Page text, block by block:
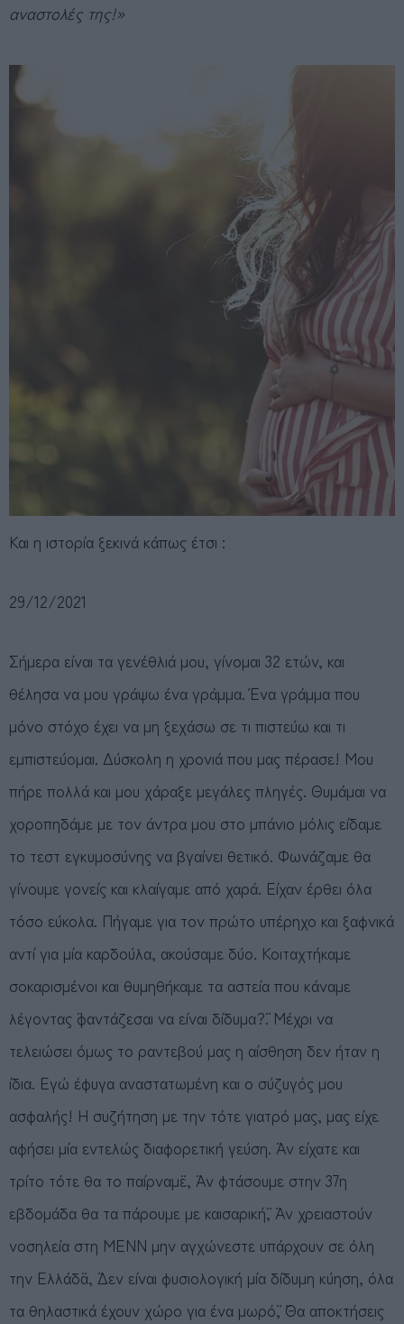
αναστολές της!»
Και η ιστορία ξεκινά κάπως έτσι :
29/12/2021
Σήμερα είναι τα γενέθλιά μου, γίνομαι 32 ετών, και θέλησα να μου γράψω ένα γράμμα. Ένα γράμμα που μόνο στόχο έχει να μη ξεχάσω σε τι πιστεύω και τι εμπιστεύομαι. Δύσκολη η χρονιά που μας πέρασε! Μου πήρε πολλά και μου χάραξε μεγάλες πληγές. Θυμάμαι να χοροπηδάμε με τον άντρα μου στο μπάνιο μόλις είδαμε το τεστ εγκυμοσύνης να βγαίνει θετικό. Φωνάζαμε θα γίνουμε γονείς και κλαίγαμε από χαρά. Είχαν έρθει όλα τόσο εύκολα. Πήγαμε για τον πρώτο υπέρηχο και ξαφνικά αντί για μία καρδούλα, ακούσαμε δύο. Κοιταχτήκαμε σοκαρισμένοι και θυμηθήκαμε τα αστεία που κάναμε λέγοντας ¨φαντάζεσαι να είναι δίδυμα?¨. Μέχρι να τελειώσει όμως το ραντεβού μας η αίσθηση δεν ήταν η ίδια. Εγώ έφυγα αναστατωμένη και ο σύζυγός μου ασφαλής! Η συζήτηση με την τότε γιατρό μας, μας είχε αφήσει μία εντελώς διαφορετική γεύση. ¨Αν είχατε και τρίτο τότε θα το παίρναμε¨, ¨Αν φτάσουμε στην 37η εβδομάδα θα τα πάρουμε με καισαρική¨, ¨Αν χρειαστούν νοσηλεία στη ΜΕΝΝ μην αγχώνεστε υπάρχουν σε όλη την Ελλάδα¨, ¨Δεν είναι φυσιολογική μία δίδυμη κύηση, όλα τα θηλαστικά έχουν χώρο για ένα μωρό¨, ¨Θα αποκτήσεις διαβήτη κυήσεως και θυρεοειδή¨. Μα Παναγία μου, σκεφτόμουν, σε γυναικολόγο έχω έρθει ή στην Πυθία? Εγώ ήθελα να τρέξω μακριά της και ο σύζυγός μου ένιωσε ότι είμαστε σε έναν άνθρωπο που ξέρει ακριβώς τι μπορεί να πάει στραβά. Δεν άλλαξα ποτέ γιατρό. Δεν ήθελα να φανώ τόσο εγωίστρια και επιπόλαιη. Στην τελική, ο σύζυγός μου είχε άλλη γνώμη, και σε αυτή την εγκυμοσύνη δεν είμαι μόνη μου, άσε που μπορεί να την έχω παρεξηγήσει. Όλα πήγαιναν καλά. Η εγκυμοσύνη μου πήγαινε υπέροχα! Μόνο αυτοί οι εμετοί με ταλαιπωρούσαν οι οποίοι σταματούσαν εντελώς μόλις βρισκόμουν στη θάλασσα ή στη φύση. Είχα ξεκινήσει να διαβάζω βιβλία για την ανατροφή των παιδιών μου. Που δεν ήξερα ούτε πάνα να αλλάζω δεν με ένοιαζε, να μη τα τραυματίσω συναισθηματικά ήταν η έννοια μου. Πέρασαν οι μήνες και είχαμε φτάσει στον 5ο . Οι νονές, μου είπαν να φωτογραφηθώ με την κοιλιά. Χριστέ μου ήμουνα τόσο ευτυχισμένη, και ένιωθα μία κούκλα. Ήταν καιρός σκέφτηκα να το ανακοινώσω, και διάλεξα μία από αυτές τις φωτογραφίες για να γίνει εικόνα προφίλ στο Facebook. Οι ευχές άρχισαν να έρχονται κατά εκατοντάδες, και κοντά σε αυτές κάποια προσωπικά μηνύματα με διάφορες προσωπικές εμπειρίες. ¨Να ξέρεις θα στα πάρουν με καισαρική¨, ¨Εμένα η κουμπάρα μου που είχε δίδυμα το ένα της πέθανε στον 8ο μήνα μέσα στην κοιλιά¨, ¨Πω πω θα σκιστεί το σώμα σου τώρα, θα γίνεις τεράστια¨, ¨Διπλά τα έξοδα τώρα, να δω πως θα σταματήσεις να δουλεύεις¨. Ξαφνικά όλα μου τα συναισθήματα επισκιάστηκαν από την ανάγκη μου να αποδείξω σε όλους αυτούς ότι έκαναν λάθος. Εγώ θα είχα μία τέλεια εγκυμοσύνη, θα γεννούσα φυσιολογικά στο νερό στο σπίτι μου με μαία και θα τα μεγάλωνα όπως έπρεπε χωρίς πολλά και χωρίς στερήσεις. Είχα χάσει πια το κέντρο μου, και ενώ όλα αυτά τα ήθελα από την αρχή, ξαφνικά έγιναν εμμονή και όχι στόχος. Ήμουν περισσότερο θυμωμένη πλέον με τον κόσμο απ’ ότι ευτυχισμένη με όσα μου συνέβαιναν. Είχα μπει μόλις στην 23η εβδομάδα κύησης. Σε μία από τις επισκέψεις μου στην τουαλέτα είδα μία παχύρευστη βλέννα που είχε και λίγο πρασινωπό χρώμα. Η πρώτη μου σκέψη ήταν ¨φλεγμονή¨, όμως σαν μικρό παιδί, έκλεισα τα μάτια και τα αφτιά μου και άρχισα να τραγουδάω πάνω από τη σκέψη μου ¨να να να να να, δεν σε ακούω¨. Συνέχισα να δουλεύω κανονικά. Άρχισα να έχω κάποιους πόνους, Στην αρχή τους συσχέτιζα με κινήσεις, αλλά μετά άρχισαν να έρχονται σε άσχετες φάσεις. Μου θύμιζαν πόνο εντέρου. Για άλλη μία φορά το κακομαθημένο παιδί ήταν εκεί. Είχα φάει βρώμη για πρωινό και αρακά δυο μέρες. Άσε που δεν είχα πάει τουαλέτα. Ήταν σίγουρα έντερο, σκεφτόμουνα. Περνούσε η ώρα και γινόταν πιο έντονο μέχρι που είδα αίμα. Εκεί φοβήθηκα, πήρα τηλέφωνο τη γιατρό, μίλησα με τη γραμματέα της και της εξήγησα τι συνέβαινε. ¨Θα σε πάρει το βράδυ μόλις τελειώσει με τα ραντεβού¨, μου απάντησε. Όπως και έγινε τελικά. ¨Έλα αύριο το πρωί μου είπε να σε δω¨. Όλο το βράδυ δεν κοιμήθηκα. Οι πόνοι όλο και δυνάμωναν και με έκαναν να τρέμω, αλλά μέσα μου δεν ήθελα να πιστέψω ότι κάτι πάει στραβά. Όταν έφτασα στη γιατρό το επόμενο πρωί με τοποθέτησε σε αυτή την καρέκλα που βάζουμε τα πόδια μας ψηλά, μπουμ έμαθα ότι το λένε. Μόλις με είδε σηκώθηκε όρθια, τα μάτια της άνοιξαν και άρχισαν να πεταρίζουν και μου είπε: -Μείνε όπως είσαι και μη κουνηθείς -Τι έγινε?, τη ρώτησα -Το μισό παιδί είναι έξω, βλέπω τα πόδια του Σοκαρισμένη άρχισα να κλαίω και η μόνη μου σκέψη ήταν ότι όλο και κάποιος τρόπος θα υπάρχει να σωθούν τα μωρά μου. Φωνάξαμε τον άντρα μου και εκείνος με πήρε με το αμάξι και με πήγε στην κλινική της Λάρισας. Εκεί όλα έγιναν πολύ γρήγορα, μου χορήγησαν τοκολυτικά φάρμακα για να μου σταματήσουν τις συσπάσεις, με ξάπλωσαν με τα πόδια ελαφρώς σηκωμένα και μου απαγόρευσαν να κατεβάσω τα πόδια μου στο πάτωμα. Έμεινα σε αυτή την κατάσταση έξι μέρες. Μέχρι που σε μία απόπειρα για κένωση σε σκοραμίδα, το ένα παιδί, βγήκε πάλι μισό. Ενημέρωσαν τη γιατρό μου και εκείνη ήρθε και με ενημέρωσε ότι θα μπούμε χειρουργείο να μου τα πάρουν. Μόλις είχα μπει στην 24η εβδομάδα κύησης. Οι πιθανότητες τα μωρά μου να ζήσουν ήταν ελάχιστες. Το μόνο που σκέφτηκα ήταν ότι ό,τι και να γίνει από εδώ και πέρα, έρχεται για να μας διδάξει. Συμφιλιώθηκα αμέσως με την ιδέα του θανάτου και έδειξα εμπιστοσύνη σε αυτές τις ψυχές. Τους έβαλα λοιπόν ένα τραγούδι που οι στοίχοι του έλεγαν ¨στο ταξίδι σου έχε πίστη, έχε ελπίδα και θα φτάσεις όπου θες¨. Γέννησα 17/09/20 δύο μωρά με διάφανο κορμί 620 γρ το καθένα, με καισαρική τομή. Ονομαστική εορτή της Σοφίας, Αγάπης, Πίστης και Ελπίδας. Τα είχα όλα ανάγκη, και τα είχα όλα αυτά τα συναισθήματα οδηγούς μου για να αντέξω ότι ακολούθησε. Η αναισθησιολόγος μου κρατούσε το χέρι, και όταν τα μωρά μου βγήκαν με ρώτησε ¨τα ακούς τα αντράκια σου που κλαίνε?¨, και τότε συνειδητοποίησα ότι ποτέ δεν σκέφτηκα ότι δεν θα τα ακούσω να κλαίνε. Πόσο λίγα ήξερα τελικά? Είχα πει πολλές φορές ότι αν η γνώση είναι δύναμη, η άγνοια είναι υπερδύναμη. Και αυτό γιατί κανένας άλλος δεν πίστευε ότι θα τα καταφέρουμε. Μόνο εγώ και ο άντρας μου! Είχαμε συμβιβαστεί με την ιδέα ότι δίπλα στις θερμοκοιτίδες μας ήταν ο χάρος που περίμενε, αλλά εμείς είχαμε αποφασίσει να μη του δίνουμε σημασία. Πιστεύαμε στα μωρά μας. Μέχρι που το ένα μας μωρό έπαθε νεκρωτική εντεροκολίτιδα. Το χειρουργείο που έπρεπε να κάνει ήταν δύσκολο και οι πιθανότητες ζωής ελάχιστες. Κάπως υπερβολικά, μας είχε πει τότε ο διευθυντής της ΜΕΝΝ ότι μας δίνει 0% πιθανότητες ζωής για τον ένα και 2% για τον άλλο. Το χειρουργείο έγινε, σχεδόν ολοκληρώθηκε και στο τέλος δεν άντεξε η καρδούλα του μικρού μας. Τον αφήσαμε, μου είπαν, να φύγει γιατί αν ζούσε δεν θα είχε μία καλή ζωή. Δεν θυμάμαι να το σχολιάζω. Μόνο έκλαιγα και θύμιζα στον εαυτό μου ότι πρέπει να είμαι δυνατή γιατί ένα ακόμα πλάσμα παλεύει να ζήσει για εμάς. Θυμάμαι κάποια στιγμή παλιότερα, κάποιος να λέει ότι τα μωρά, είναι ψυχές που διαλέγουν εκείνοι τους γονείς τους, με σκοπό να έρθουν να τους διδάξουν πράγματα. Και όταν ο δικός τους σκοπός ολοκληρωθεί τότε φεύγουν. Κάπως μου είχε αρέσει αυτή η εκδοχή. Με απάλλασσε εντελώς από την ιδιοκτησία των παιδιών, και με προετοίμαζε για να μάθω και όχι να διδάξω. Δυστυχώς ούτε το δεύτερο μωράκι μας άντεξε. Ήταν μέσα στα νοσοκομεία για 9 μήνες. Είχε βαριά βρογχοπνευμονική δυσπλασία. Αλλά δεν κατέληξε από αυτό, αλλά από ενδονοσοκομειακή λοίμωξη. Πριν από ενάμιση μήνα είχα μάθει ότι είμαι πάλι έγκυος. Δεν ξέραμε πώς να αντιδράσουμε. Πήραμε το τεστ και το βάλαμε στο ντουλάπι. Νιώθαμε σχεδόν ενοχή, ότι ένα νέο μωρό θα μας τραβούσε την προσοχή από τον μικρό μας ήρωα που πάλευε τόσο καιρό. Αλλά να που τελικά, αυτή η εγκυμοσύνη υπήρξε το φως που έπρεπε να ακολουθήσουμε μέχρι να βγούμε από στο σκοτεινό μας τούνελ. Οι εβδομάδες περνούσαν βασανιστικά αργά. Ο φόβος πλέον είχε γίνει δεύτερο σώμα μας. Δεν το λέγαμε πουθενά. Ούτε καν στους γονείς μας. Είχαμε πάει σε καινούριο γιατρό, του είχαμε εξηγήσει όλο το ιστορικό μας και τα ραντεβού όπως και οι εξετάσεις ήταν λίγο πιο τακτικές ώστε να είμαστε σίγουροι ότι δεν θα πήγαινε στραβά κάτι αυτή τη φορά. Με τον άντρα μου κρυφά βάζαμε στόχους να περάσουμε κάποιες εβδομάδες. Αρχικά την 26η , μετά την 29η , μετά την 34η και τέλος την 36η . Είχα χάσει τόσο πολύ την εμπιστοσύνη στο σώμα μου μετά από όσα είχαμε περάσει. Ένιωθα ότι εκείνο με είχε προδώσει και ότι εγώ αντίστοιχα σε ότι σημάδι και αν μου έδειξε, έκλεισα τα μάτια. Τώρα είχαμε φτάσει στο άλλο άκρο, κάθε πόνος έπρεπε να μεταφραστεί από κάποιον. Ήταν φυσιολογικό αυτό που ένιωθα ή πάλι υποτίμησα κάτι? Όταν φτάσαμε στην 36η εβδομάδα, ήμουν πλέον ένας άλλος άνθρωπος. Αποδέχτηκα ότι αυτό που μου συνέβη απλώς έτυχε. Δεν θα μπορούσα να κάνω τίποτα για να το αποτρέψω, και το σώμα μου, μου έδωσε μία δεύτερη ευκαιρία και μου απέδειξε πως μπορεί να τα κάνει όλα σωστά. Ήταν ευκαιρία λοιπόν να μιλήσω με το γιατρό μου για τον τοκετό που ήθελα. Ζήτησα να γεννήσω φυσιολογικά μετά από καισαρική. Του είχα εξηγήσει ότι η εμπειρία μου με την καισαρική τομή ήταν φρικτή. Ένιωθα το κάθε ψαλίδισμα, άκουγα το κορμί μου να σκίζεται και λίγο παρακάτω, το ένα μωρό μου έβγαινε φυσιολογικά καθώς είχα τελεία διαστολή και μία μαία έσπρωχνε το μωρό από τον κόλπο μου πίσω στην κοιλιά για να το βγάλει από εκεί η γιατρός μου. Ήθελα να σβήσω αυτές τις εικόνες από τη μνήμη μου, δεν ήθελα να πάω με ένα προγραμματισμένο ραντεβού. Δεν ήθελα να πονάω τόσο πολύ που να μη μπορώ να σηκωθώ από το κρεβάτι, να μη μπορώ να κάνω μπάνιο μόνη μου ή να πάω τουαλέτα και το κυριότερο, να μη μπορώ να είμαι απόλυτα λειτουργική για το παιδί μου όταν αυτό με χρειάζεται. ¨Άσε με να το σκεφτώ¨, μου είπε ο γιατρός μου. Πίστεψα ότι τα είχα καταφέρει και ότι τον είχα πείσει. Την επόμενη εβδομάδα είχαμε πάλι ραντεβού. Μου είπε ότι εκείνος νιώθει καλύτερα αν πάμε με καισαρική, ότι δεν ξέρει πως με έχουν κόψει από κάτω και ότι υπάρχει 1% πιθανότητα να γίνει ρήξη της μήτρας μου και στο τέλος είπε ¨αν ήσουνα γυναίκα μου, εγώ δεν θα σε άφηνα¨. Για άλλη μία φορά, κάποιος πήγαινε να μου φυτέψει έναν φόβο που εγώ δεν είχα ανάγκη. Πάνω που είχα ανακτήσει την εμπιστοσύνη στο σώμα μου